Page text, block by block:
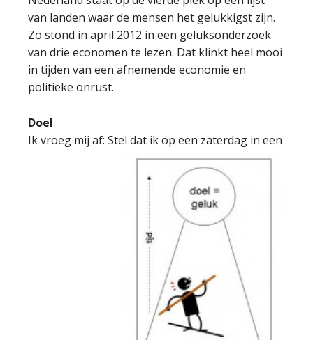
van landen waar de mensen het gelukkigst zijn.
Zo stond in april 2012 in een geluksonderzoek
van drie economen te lezen. Dat klinkt heel mooi
in tijden van een afnemende economie en
politieke onrust.
Doel
Ik vroeg mij af: Stel dat ik op een zaterdag in een